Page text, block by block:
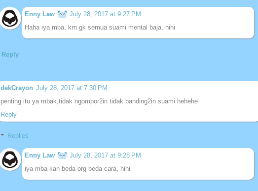
Enny Law
July 28, 2017 at 9:27 PM
Haha iya mba, krn gk semua suami mental baja, hihi
Reply
dekCrayon July 28, 2017 at 7:30 PM
penting itu ya mbak,tidak ngompor2in tidak banding2in suami hehehe
Reply
Replies
Enny Law
July 28, 2017 at 9:28 PM
iya mba kan beda org beda cara, hihi